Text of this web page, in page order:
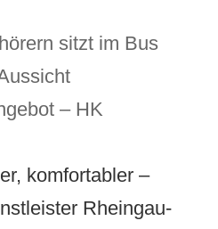
– HK
komfortabler –
Rheingau-